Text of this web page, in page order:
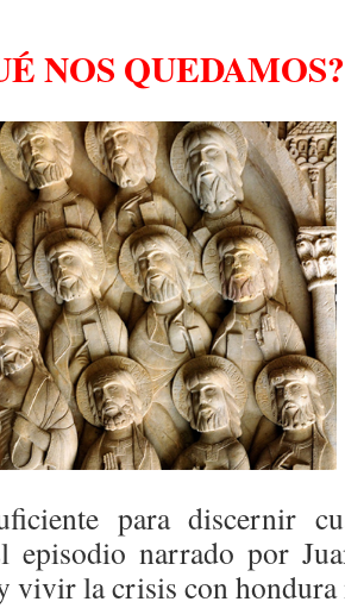
NOS QUEDAMOS?
para discernir
episodio narrado por
vivir la crisis con hondura